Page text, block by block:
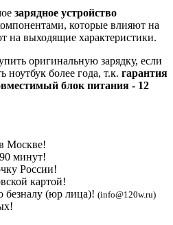
зарядное устройство
которые влияют на
на выходящие характеристики.
оригинальную зарядку, если
ноутбук более года, т.к. гарантия
блок питания - 12
Москве!
минут!
России!
картой!
безналу (юр лица)! (info@120w.ru)